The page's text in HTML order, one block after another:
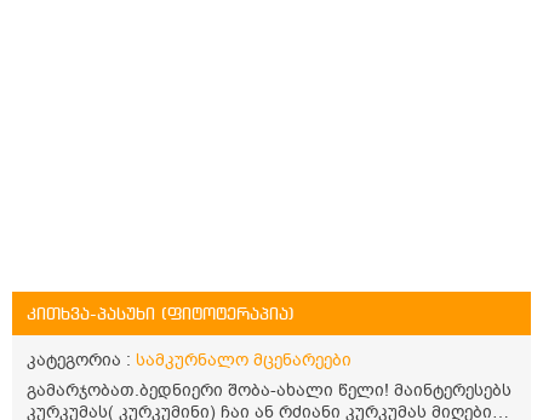
კითხვა-პასუხი (ფიტოტერაპია)
კატეგორია : სამკურნალო მცენარეები
გამარჯობათ.ბედნიერი შობა-ახალი წელი! მაინტერესებს
კურკუმას( კურკუმინი) ჩაი ან რძიანი კურკუმას მიღების